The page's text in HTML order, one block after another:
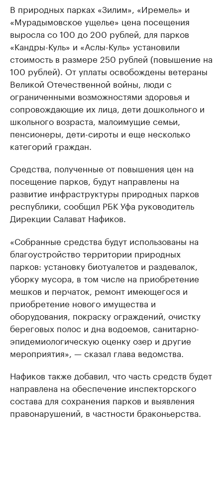
В природных парках «Зилим», «Иремель» и
«Мурадымовское ущелье» цена посещения
выросла со 100 до 200 рублей, для парков
«Кандры-Куль» и «Аслы-Куль» установили
стоимость в размере 250 рублей (повышение на
100 рублей). От уплаты освобождены ветераны
Великой Отечественной войны, люди с
ограниченными возможностями здоровья и
сопровождающие их лица, дети дошкольного и
школьного возраста, малоимущие семьи,
пенсионеры, дети-сироты и еще несколько
категорий граждан.
Средства, полученные от повышения цен на
посещение парков, будут направлены на
развитие инфраструктуры природных парков
республики, сообщил РБК Уфа руководитель
Дирекции Салават Нафиков.
«Собранные средства будут использованы на
благоустройство территории природных
парков: установку биотуалетов и раздевалок,
уборку мусора, в том числе на приобретение
мешков и перчаток, ремонт имеющегося и
приобретение нового имущества и
оборудования, покраску ограждений, очистку
береговых полос и дна водоемов, санитарно-
эпидемиологическую оценку озер и другие
мероприятия», — сказал глава ведомства.
Нафиков также добавил, что часть средств будет
направлена на обеспечение инспекторского
состава для сохранения парков и выявления
правонарушений, в частности браконьерства.